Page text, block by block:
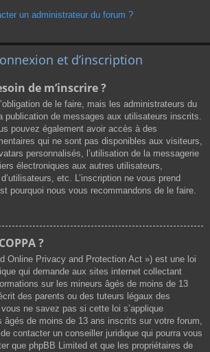
un administrateur du forum ?
et d’inscription
de m’inscrire ?
de le faire, mais les administrateurs du
publication de messages aux utilisateurs inscrits.
pouvez également avoir accès à des
qui ne sont pas disponibles aux visiteurs,
personnalisés, l’utilisation de la messagerie
électroniques aux autres utilisateurs,
d’utilisateurs, etc. L’inscription ne vous prend
pourquoi nous vous recommandons de le faire.
?
Online Privacy and Protection Act ») est une loi
qui demande aux sites internet collectant
sur les mineurs âgés de moins de 13
des parents ou des tuteurs légaux des
ne savez pas si cette loi s’applique
âgés de moins de 13 ans inscrits sur votre forum,
contacter un conseiller juridique qui pourra vous
que phpBB Limited et que les propriétaires de